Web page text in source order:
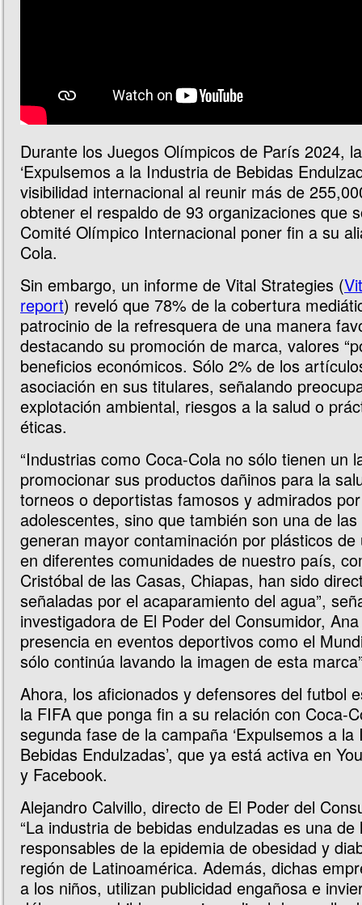
Durante los Juegos Olímpicos de París 2024,
‘Expulsemos a la Industria de Bebidas
visibilidad internacional al reunir más de
obtener el respaldo de 93 organizaciones que
Comité Olímpico Internacional poner fin a su
Cola.
Sin embargo, un informe de Vital Strategies (
report) reveló que 78% de la cobertura
patrocinio de la refresquera de una manera
destacando su promoción de marca, valores
beneficios económicos. Sólo 2% de los
asociación en sus titulares, señalando
explotación ambiental, riesgos a la salud o
éticas.
“Industrias como Coca-Cola no sólo tienen un
promocionar sus productos dañinos para la
torneos o deportistas famosos y admirados
adolescentes, sino que también son una de
generan mayor contaminación por plásticos
en diferentes comunidades de nuestro país,
Cristóbal de las Casas, Chiapas, han sido
señaladas por el acaparamiento del agua”,
investigadora de El Poder del Consumidor,
presencia en eventos deportivos como el
sólo continúa lavando la imagen de esta
Ahora, los aficionados y defensores del futbol
la FIFA que ponga fin a su relación con Coca-
segunda fase de la campaña ‘Expulsemos a la
Bebidas Endulzadas’, que ya está activa en
y Facebook.
Alejandro Calvillo, directo de El Poder del
“La industria de bebidas endulzadas es una de
responsables de la epidemia de obesidad y
región de Latinoamérica. Además, dichas
a los niños, utilizan publicidad engañosa e